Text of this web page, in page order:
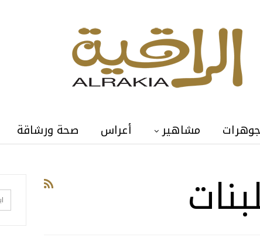
مشاهير أعراس صحة ورشاقة